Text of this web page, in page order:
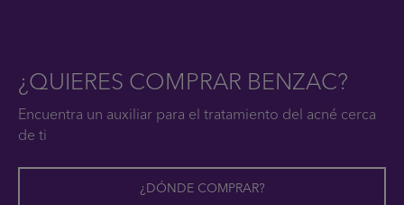
¿QUIERES COMPRAR BENZAC?
Encuentra un auxiliar para el tratamiento del acné cerca
de ti
¿DÓNDE COMPRAR?